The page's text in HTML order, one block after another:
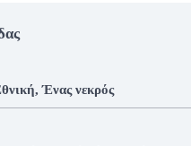
Ένας νεκρός